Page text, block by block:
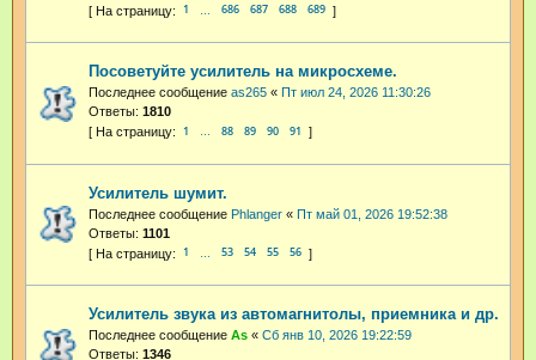
1 686 687 688 689
Посоветуйте усилитель на микросхеме.
Последнее сообщение as265 « Пт июл 24, 2026 11:30:26
Ответы: 1810
1 … 88 89 90 91
Усилитель шумит.
Последнее сообщение Phlanger « Пт май 01, 2026 19:52:38
Ответы: 1101
1 53 54 55 56
Усилитель звука из автомагнитолы, приемника и др.
Последнее сообщение As « Сб янв 10, 2026 19:22:59
Ответы: 1346